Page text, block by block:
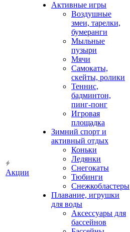
Акции
Активные игры
Воздушные
змеи, тарелки,
бумеранги
Мыльные
пузыри
Мячи
Самокаты,
скейты, ролики
Теннис,
бадминтон,
пинг-понг
Игровая
площадка
Зимний спорт и
активный отдых
Коньки
Ледянки
Снегокаты
Тюбинги
Снежкобластеры
Плавание, игрушки
для воды
Аксессуары для
бассейнов